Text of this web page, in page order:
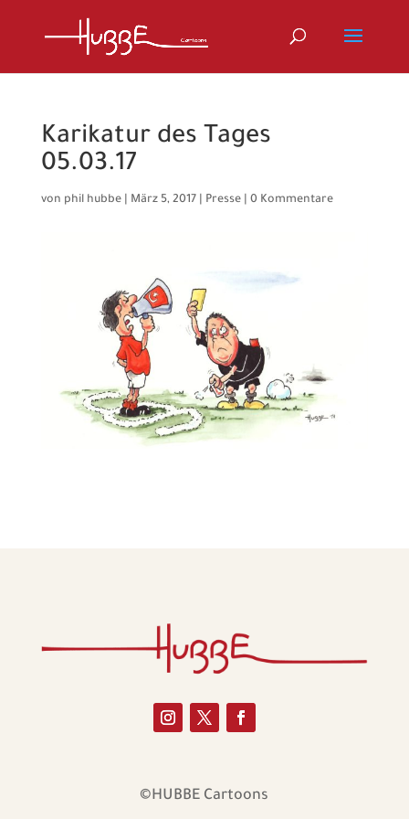
Karikatur des Tages
05.03.17
von phil hubbe| März 5, 2017 Presse| 0 Kommentare
©HUBBE Cartoons